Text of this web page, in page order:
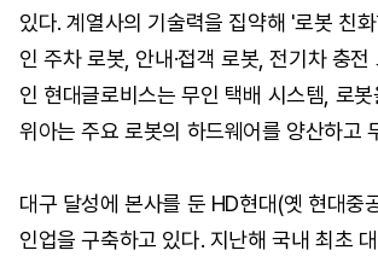
있다. 계열사의 기술력을 집약해 '로봇 친
인 주차 로봇, 안내·접객 로봇, 전기차 충
인 현대글로비스는 무인 택배 시스템, 로
위아는 주요 로봇의 하드웨어를 양산하고
대구 달성에 본사를 둔 HD현대(옛 현대중
인업을 구축하고 있다. 지난해 국내 최초